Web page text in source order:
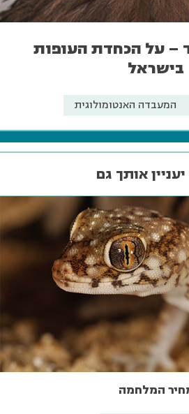
– על הכחדת העופות
בישראל
המעבדה האנטומולוגית
אותך גם
המלחמה